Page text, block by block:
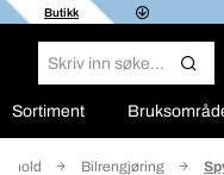
Butikk
Sortiment
Bilrengjøring